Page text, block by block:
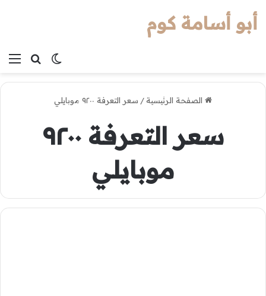
بحثالوضع
أبو أسامة كوم
الصفحة الرئيسية/ سعر التعرفة ٩٢٠٠ موبايلي
سعر التعرفة ٩٢٠٠
موبايلي